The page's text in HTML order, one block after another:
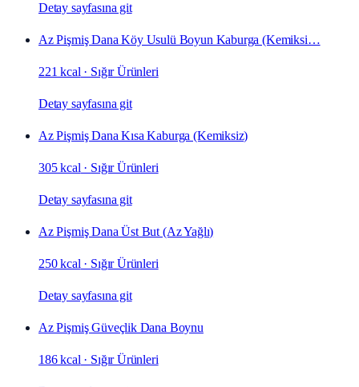
Detay sayfasına git
Az Pişmiş Dana Köy Usulü Boyun Kaburga (Kemiksi…
221 kcal · Sığır Ürünleri
Detay sayfasına git
Az Pişmiş Dana Kısa Kaburga (Kemiksiz)
305 kcal · Sığır Ürünleri
Detay sayfasına git
Az Pişmiş Dana Üst But (Az Yağlı)
250 kcal · Sığır Ürünleri
Detay sayfasına git
Az Pişmiş Güveçlik Dana Boynu
186 kcal · Sığır Ürünleri